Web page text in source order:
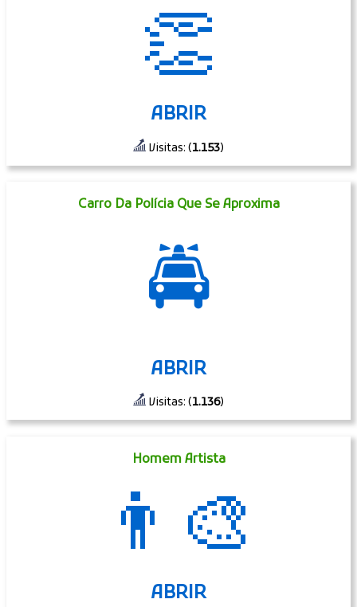
👏
ABRIR
Visitas: (1.153)
Carro Da Polícia Que Se Aproxima
🚔
ABRIR
Visitas: (1.136)
Homem Artista
👨‍🎨
ABRIR